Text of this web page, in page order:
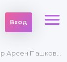
Вход
Арсен Пашковский